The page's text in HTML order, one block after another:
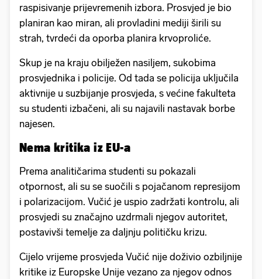
raspisivanje prijevremenih izbora. Prosvjed je bio
planiran kao miran, ali provladini mediji širili su
strah, tvrdeći da oporba planira krvoproliće.
Skup je na kraju obilježen nasiljem, sukobima
prosvjednika i policije. Od tada se policija uključila
aktivnije u suzbijanje prosvjeda, s većine fakulteta
su studenti izbačeni, ali su najavili nastavak borbe
najesen.
Nema kritika iz EU-a
Prema analitičarima studenti su pokazali
otpornost, ali su se suočili s pojačanom represijom
i polarizacijom. Vučić je uspio zadržati kontrolu, ali
prosvjedi su značajno uzdrmali njegov autoritet,
postavivši temelje za daljnju političku krizu.
Cijelo vrijeme prosvjeda Vučić nije doživio ozbiljnije
kritike iz Europske Unije vezano za njegov odnos